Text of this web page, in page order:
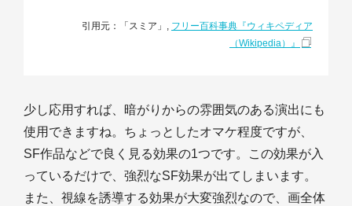
引用元：「スミア」, フリー百科事典『ウィキペディア
（Wikipedia）』
少し応用すれば、暗がりからの雰囲気のある演出にも
使用できますね。ちょっとしたオマケ程度ですが、
SF作品などで良く見る効果の1つです。この効果が入
っているだけで、強烈なSF効果が出てしまいます。
また、視線を誘導する効果が大変強烈なので、画全体